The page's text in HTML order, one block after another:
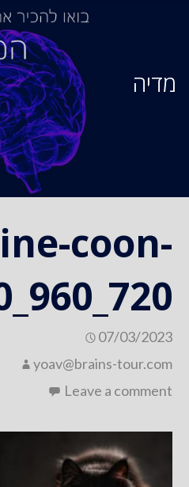
מדיה
coon-
07/03/2023
yoav@brains-tour.com
Leave a comment